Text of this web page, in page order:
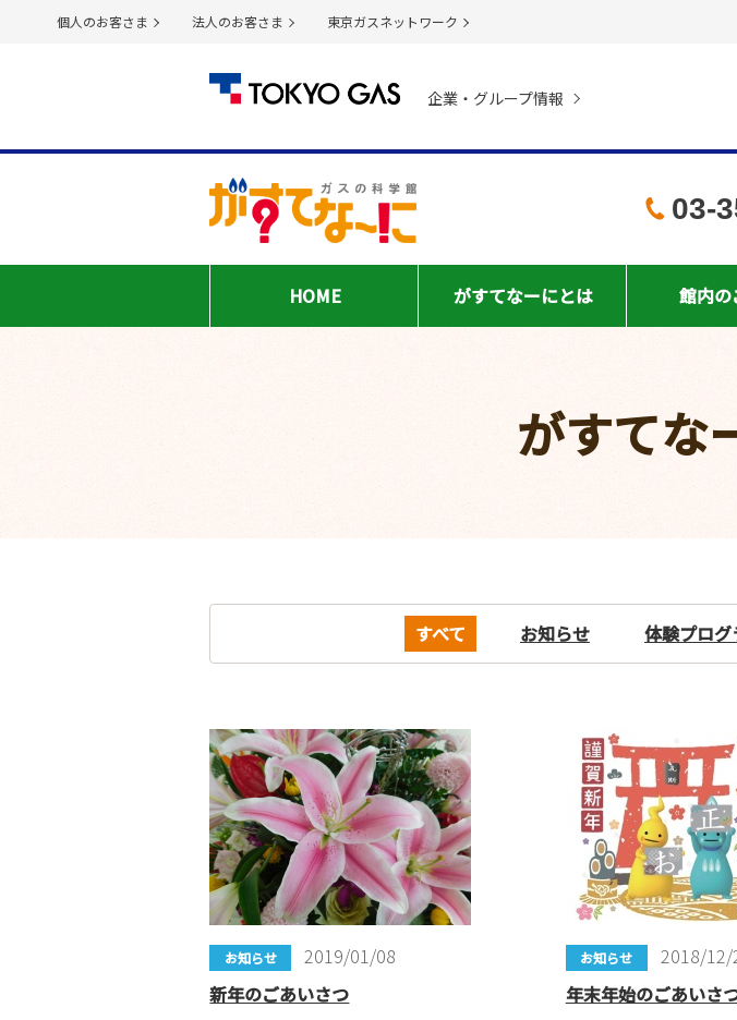
個人のお客さま 法人のお客さま 東京ガスネットワーク
企業・グループ情報
03-
HOME がすてなーにとは 館内の
がすてな
すべて お知らせ 体験プログ
お知らせ
2019/01/08
新年のごあいさつ
お知らせ
2018/12/
年末年始のごあいさ